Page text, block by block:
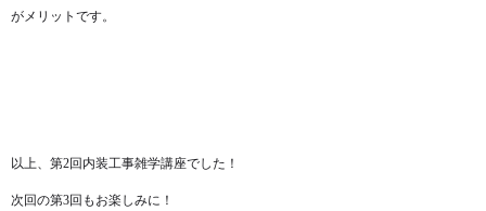
がメリットです。
以上、第2回内装工事雑学講座でした！
次回の第3回もお楽しみに！